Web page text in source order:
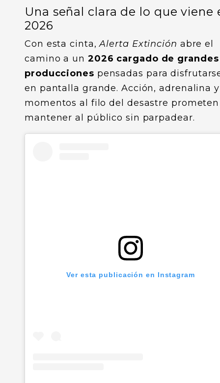
Una señal clara de lo que viene
2026
Con esta cinta,Alerta Extinción abre el
camino a un 2026 cargado de grandes
producciones pensadas para
en pantalla grande. Acción, adrenalina y
momentos al filo del desastre prometen
mantener al público sin parpadear.
Ver esta publicación en Instagram